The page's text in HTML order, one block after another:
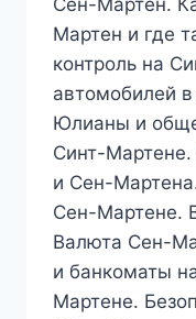
Сен-Мартен.
Мартен и где
контроль на
автомобилей
Юлианы и
Синт-
и Сен-
Сен-Мартене.
Валюта Сен-
и банкоматы
Мартене.